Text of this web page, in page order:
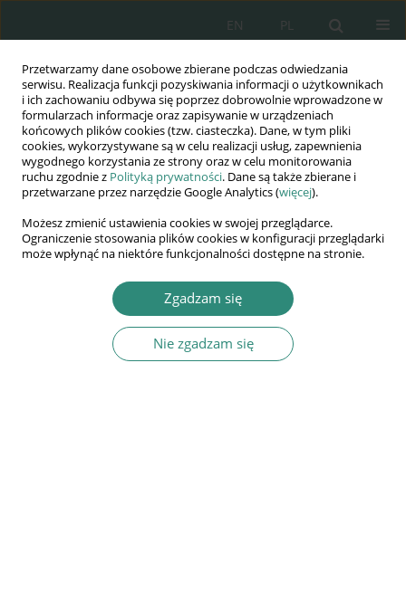
Przetwarzamy dane osobowe zbierane podczas odwiedzania
serwisu. Realizacja funkcji pozyskiwania informacji o użytkownikach
i ich zachowaniu odbywa się poprzez dobrowolnie wprowadzone w
formularzach informacje oraz zapisywanie w urządzeniach
końcowych plików cookies (tzw. ciasteczka). Dane, w tym pliki
cookies, wykorzystywane są w celu realizacji usług, zapewnienia
wygodnego korzystania ze strony oraz w celu monitorowania
ruchu zgodnie z Polityką prywatności. Dane są także zbierane i
przetwarzane przez narzędzie Google Analytics (więcej).
Możesz zmienić ustawienia cookies w swojej przeglądarce.
Ograniczenie stosowania plików cookies w konfiguracji przeglądarki
może wpłynąć na niektóre funkcjonalności dostępne na stronie.
Zgadzam się
Nie zgadzam się
PL
EN
Wydawnictwo
AWSGE
Akademia Nauk Stosowanych
WSGE
im. Alcide De Gasperi
Słowo kluczowe
neoinstytucjonalizm